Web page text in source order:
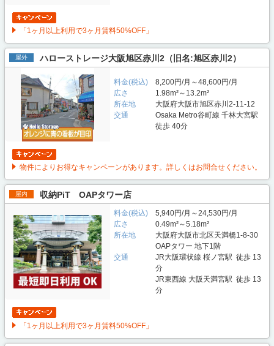
「1ヶ月以上利用で3ヶ月賃料50%OFF」
屋外 ハローストレージ大阪旭区赤川2（旧名:旭区赤川2）
料金(税込)
8,200円/月～48,600円/月
広さ
1.98m²～13.2m²
所在地
大阪府大阪市旭区赤川2-11-12
交通
Osaka Metro谷町線 千林大宮駅
徒歩 40分
物件によりお得なキャンペーンがあります。詳しくはお問合せください。
屋内 収納PiT OAPタワー店
料金(税込)
5,940円/月～24,530円/月
広さ
0.49m²～5.18m²
所在地
大阪府大阪市北区天満橋1-8-30
OAPタワー 地下1階
交通
JR大阪環状線 桜ノ宮駅 徒歩 13
分
JR東西線 大阪天満宮駅 徒歩 13
分
「1ヶ月以上利用で3ヶ月賃料50%OFF」